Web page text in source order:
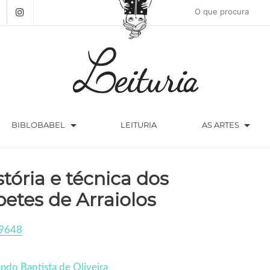
BIBLOBABEL arrow_drop_down LEITURIA AS ARTES arrow_drop_down
e técnica dos
de Arraiolos
Baptista de Oliveira